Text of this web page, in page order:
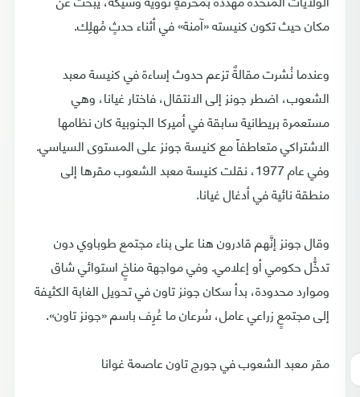
مكان حيث تكون كنيسته «آمنة» في أثناء حدثٍ مُهلِك.
وعندما نُشرت مقالةٌ تزعم حدوث إساءة في كنيسة معبد
الشعوب، اضطر جونز إلى الانتقال، فاختار غيانا، وهي
مستعمرة بريطانية سابقة في أميركا الجنوبية كان نظامها
الاشتراكي متعاطفاً مع كنيسة جونز على المستوى السياسي.
وفي عام 1977، نقلت كنيسة معبد الشعوب مقرها إلى
منطقة نائية في أدغال غيانا.
وقال جونز إنَّهم قادرون هنا على بناء مجتمع طوباوي دون
تدخُّل حكومي أو إعلامي. وفي مواجهة مناخٍ استوائي شاق
وموارد محدودة، بدأ سكان جونز تاون في تحويل الغابة الكثيفة
إلى مجتمعٍ زراعي عامل، سُرعان ما عُرِف باسم «جونز تاون».
مقر معبد الشعوب في جورج تاون عاصمة غوانا